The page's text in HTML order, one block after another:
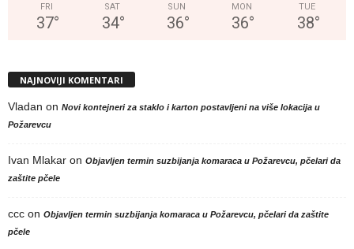
FRI
37°
SAT
34°
SUN
36°
MON
36°
TUE
38°
NAJNOVIJI KOMENTARI
Vladan on Novi kontejneri za staklo i karton postavljeni na više lokacija u
Požarevcu
Ivan Mlakar on Objavljen termin suzbijanja komaraca u Požarevcu, pčelari da
zaštite pčele
ccc on Objavljen termin suzbijanja komaraca u Požarevcu, pčelari da zaštite
pčele